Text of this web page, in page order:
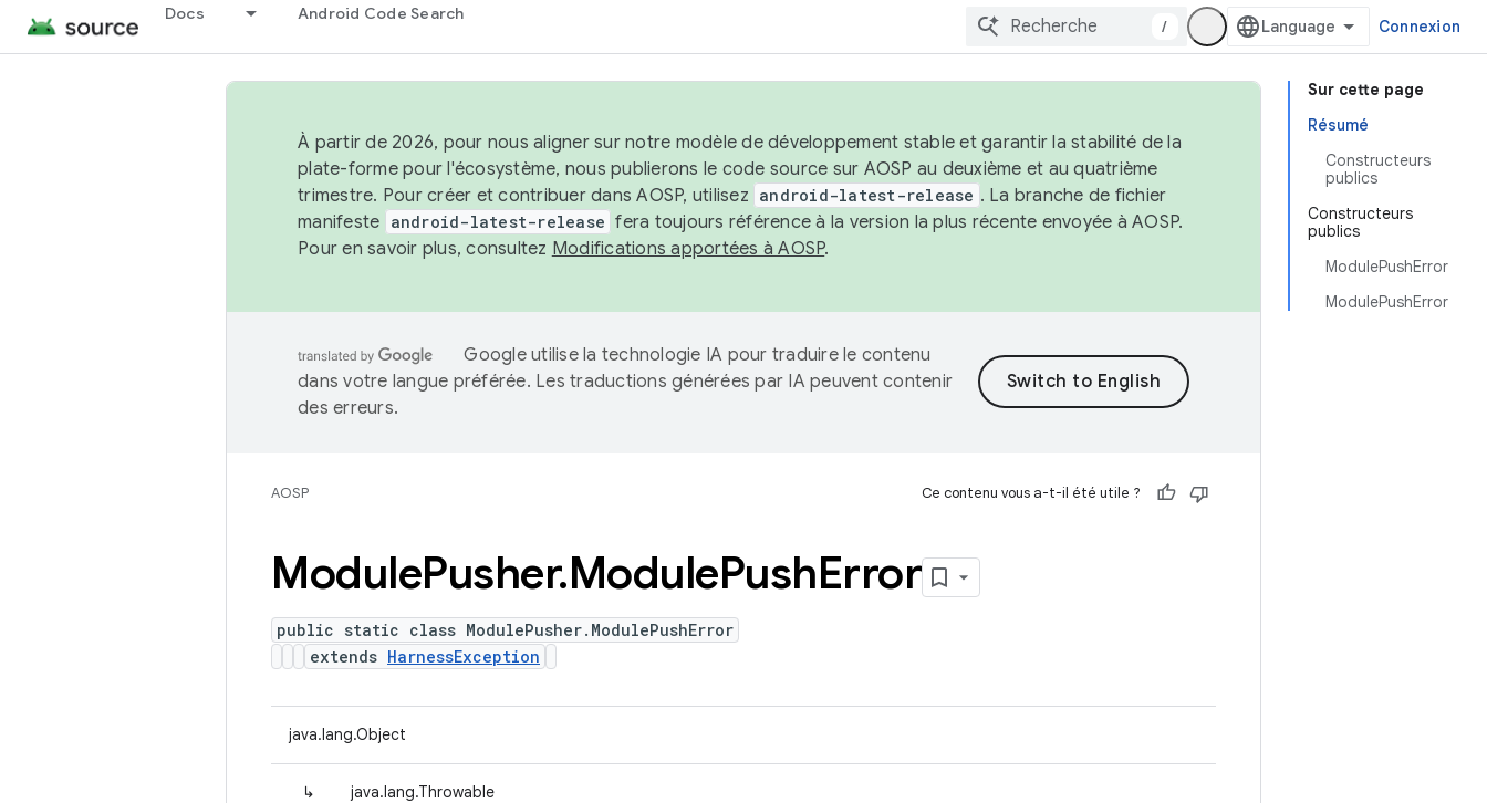
Docs Android Code Search
/ Connexion
Sur cette page
Résumé
Constructeurs
publics
Constructeurs
publics
ModulePushError
ModulePushError
À partir de 2026, pour nous aligner sur notre modèle de développement stable et garantir la stabilité de la
plate-forme pour l'écosystème, nous publierons le code source sur AOSP au deuxième et au quatrième
trimestre. Pour créer et contribuer dans AOSP, utilisez android-latest-release . La branche de fichier
manifeste android-latest-release fera toujours référence à la version la plus récente envoyée à AOSP.
Pour en savoir plus, consultez Modifications apportées à AOSP.
Google utilise la technologie IA pour traduire le contenu
dans votre langue préférée. Les traductions générées par IA peuvent contenir
des erreurs.
AOSP Ce contenu vous a-t-il été utile ?
ModulePusher.ModulePushError
public static class ModulePusher.ModulePushError
extends HarnessException
java.lang.Object
↳ java.lang.Throwable